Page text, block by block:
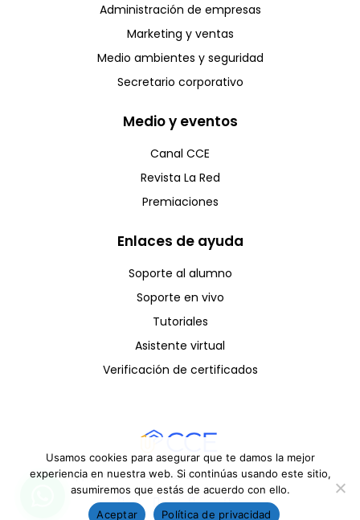
Administración de empresas
Marketing y ventas
Medio ambientes y seguridad
Secretario corporativo
Medio y eventos
Canal CCE
Revista La Red
Premiaciones
Enlaces de ayuda
Soporte al alumno
Soporte en vivo
Tutoriales
Asistente virtual
Verificación de certificados
Copyright © CCE 2025 - Todos los derechos reservados
Usamos cookies para asegurar que te damos la mejor
experiencia en nuestra web. Si continúas usando este sitio,
asumiremos que estás de acuerdo con ello.
Aceptar
Política de privacidad